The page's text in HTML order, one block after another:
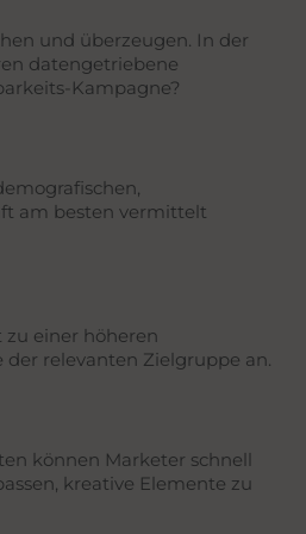
und überzeugen. In der
datengetriebene
Kampagne?
am besten vermittelt
zu einer höheren
relevanten Zielgruppe an.
können Marketer schnell
kreative Elemente zu